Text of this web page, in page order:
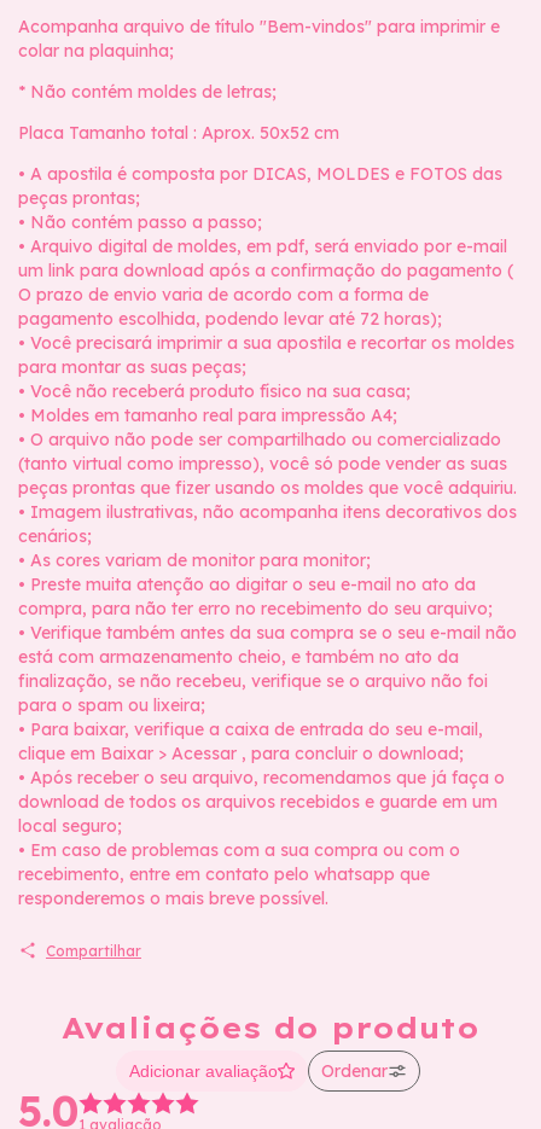
Acompanha arquivo de título "Bem-vindos" para imprimir e
colar na plaquinha;
* Não contém moldes de letras;
Placa Tamanho total : Aprox. 50x52 cm
• A apostila é composta por DICAS, MOLDES e FOTOS das
peças prontas;
• Não contém passo a passo;
• Arquivo digital de moldes, em pdf, será enviado por e-mail
um link para download após a confirmação do pagamento (
O prazo de envio varia de acordo com a forma de
pagamento escolhida, podendo levar até 72 horas);
• Você precisará imprimir a sua apostila e recortar os moldes
para montar as suas peças;
• Você não receberá produto físico na sua casa;
• Moldes em tamanho real para impressão A4;
• O arquivo não pode ser compartilhado ou comercializado
(tanto virtual como impresso), você só pode vender as suas
peças prontas que fizer usando os moldes que você adquiriu.
• Imagem ilustrativas, não acompanha itens decorativos dos
cenários;
• As cores variam de monitor para monitor;
• Preste muita atenção ao digitar o seu e-mail no ato da
compra, para não ter erro no recebimento do seu arquivo;
• Verifique também antes da sua compra se o seu e-mail não
está com armazenamento cheio, e também no ato da
finalização, se não recebeu, verifique se o arquivo não foi
para o spam ou lixeira;
• Para baixar, verifique a caixa de entrada do seu e-mail,
clique em Baixar > Acessar , para concluir o download;
• Após receber o seu arquivo, recomendamos que já faça o
download de todos os arquivos recebidos e guarde em um
local seguro;
• Em caso de problemas com a sua compra ou com o
recebimento, entre em contato pelo whatsapp que
responderemos o mais breve possível.
Compartilhar
Avaliações do produto
Adicionar avaliação Ordenar
5.01 avaliação